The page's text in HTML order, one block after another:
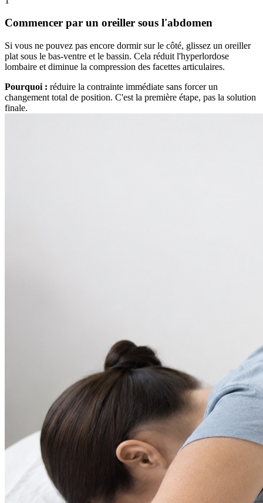
Commencer par un oreiller sous l'abdomen
Si vous ne pouvez pas encore dormir sur le côté, glissez un oreiller
plat sous le bas-ventre et le bassin. Cela réduit l'hyperlordose
lombaire et diminue la compression des facettes articulaires.
Pourquoi : réduire la contrainte immédiate sans forcer un
changement total de position. C'est la première étape, pas la solution
finale.